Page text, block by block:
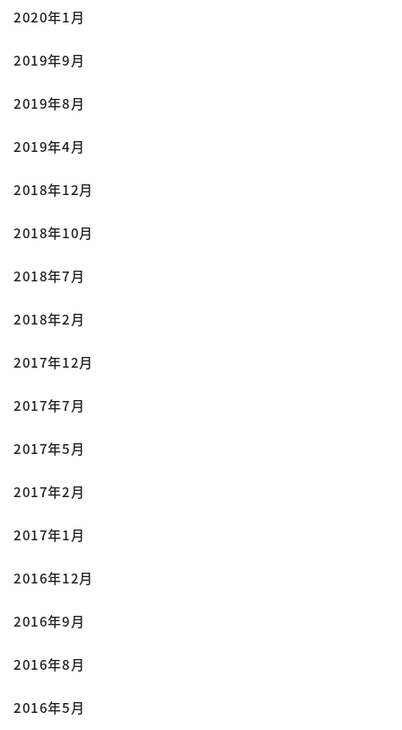
2020年1月
2019年9月
2019年8月
2019年4月
2018年12月
2018年10月
2018年7月
2018年2月
2017年12月
2017年7月
2017年5月
2017年2月
2017年1月
2016年12月
2016年9月
2016年8月
2016年5月